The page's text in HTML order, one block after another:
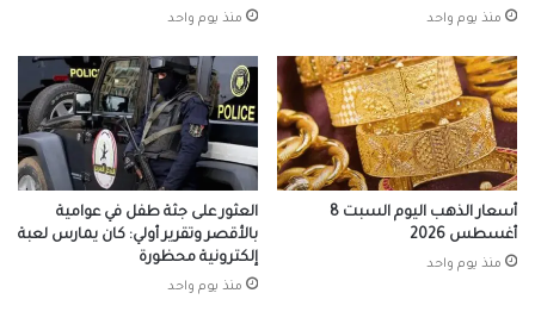
منذ يوم واحد منذ يوم واحد
أسعار الذهب اليوم السبت 8
أغسطس 2026
منذ يوم واحد
العثور على جثة طفل في عوامية
بالأقصر وتقرير أولي: كان يمارس لعبة
إلكترونية محظورة
منذ يوم واحد